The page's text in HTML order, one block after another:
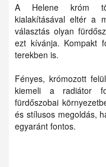
A Helene króm
kialakításával eltér a
választás olyan
ezt kívánja. Kompakt
terekben is.
Fényes, krómozott
kiemeli a radiátor
fürdőszobai
és stílusos megoldás,
egyaránt fontos.